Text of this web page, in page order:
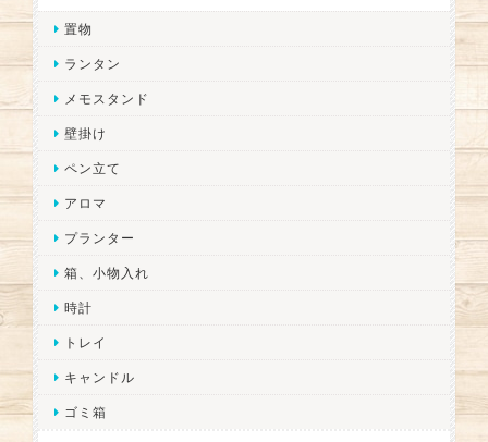
置物
ランタン
メモスタンド
壁掛け
ペン立て
アロマ
プランター
箱、小物入れ
時計
トレイ
キャンドル
ゴミ箱